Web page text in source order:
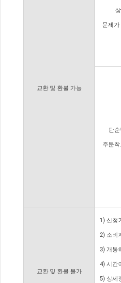
교환 및 환불 가능
문제가
단
주문
교환 및 환불 불가
1) 신청
2) 소비
3) 개봉
4) 시간
5) 상세